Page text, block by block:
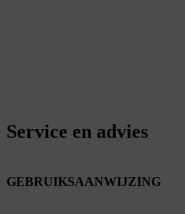
Service en advies
GEBRUIKSAANWIJZING